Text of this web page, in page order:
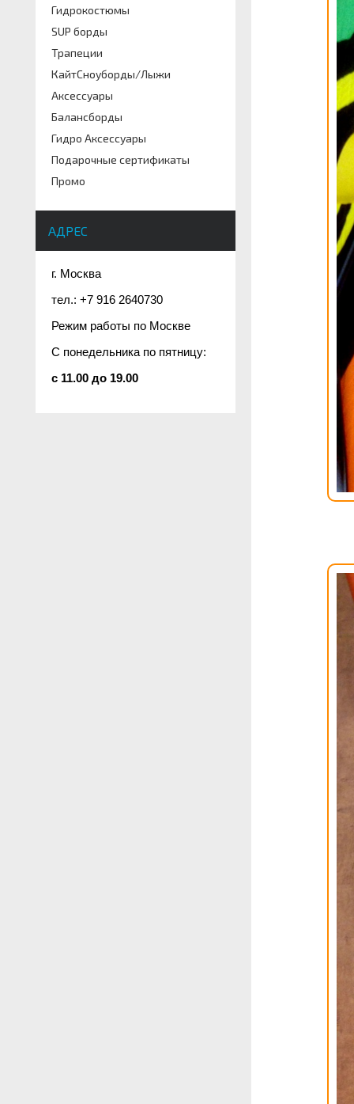
Гидрокостюмы
SUP борды
Трапеции
КайтСноуборды/Лыжи
Аксессуары
Балансборды
Гидро Аксессуары
Подарочные сертификаты
Промо
АДРЕС
г. Москва
тел.: +7 916 2640730
Режим работы по Москве
С понедельника по пятницу:
c 11.00 до 19.00